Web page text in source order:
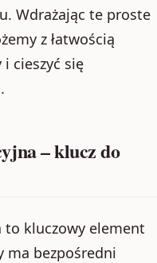
Wdrażając te proste
z łatwością
cieszyć się
– klucz do
to kluczowy element
ma bezpośredni